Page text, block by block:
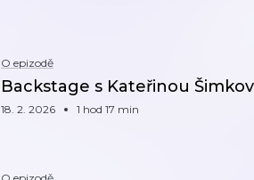
O epizodě
Backstage s Kateřinou
18. 2. 2026 1 hod 17 min